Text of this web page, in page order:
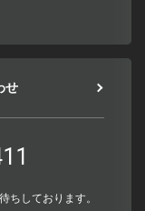
せ
ちしております。